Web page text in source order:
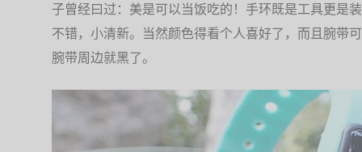
子曾经曰过：美是可以当饭吃的！手环既是工具更是
不错，小清新。当然颜色得看个人喜好了，而且腕带
腕带周边就黑了。